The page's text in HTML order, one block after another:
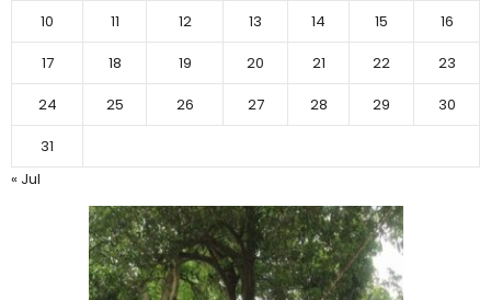
10
11 12 13 14 15
16
17
18 19 20 21 22
23
24
25 26 27 28 29
30
31
« Jul